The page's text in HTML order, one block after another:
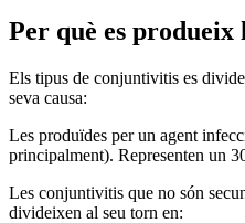
Per què es
Els tipus de conjuntivitis es
seva causa:
Les produïdes per un agent
principalment). Representen un
Les conjuntivitis que no són
divideixen al seu torn en: